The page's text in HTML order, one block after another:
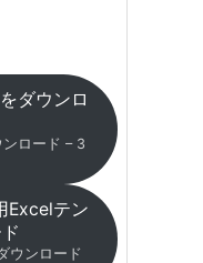
ダウンロ
ロード – 3
Excelテン
ウンロード